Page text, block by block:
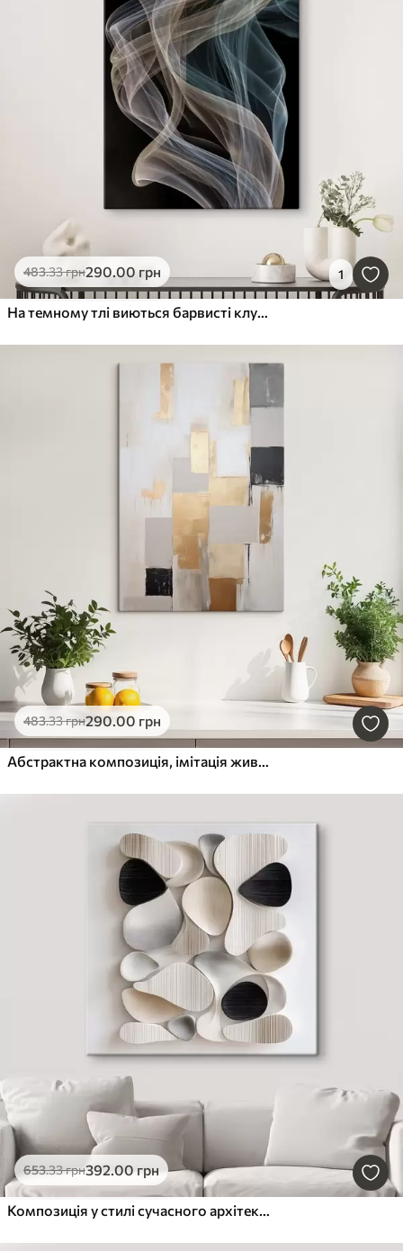
483.33грн290.00 грн 1
На темному тлі виються барвисті клуби диму
483.33грн290.00 грн
Абстрактна композиція, імітація живопису
653.33грн392.00грн
Композиція у стилі сучасного архітектурного барельєфу